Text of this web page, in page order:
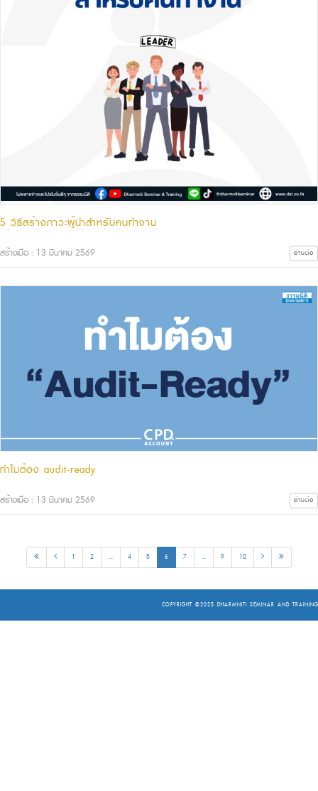
5 วิธีสร้างภาวะผู้นำสำหรับคนทำงาน
สร้างเมื่อ : 13 มีนาคม 2569 อ่านต่อ
ทำไมต้อง audit-ready
สร้างเมื่อ : 13 มีนาคม 2569 อ่านต่อ
1 2 ... 4 5 6 7 ... 9 10
COPYRIGHT ©2025 DHARMNITI SEMINAR AND